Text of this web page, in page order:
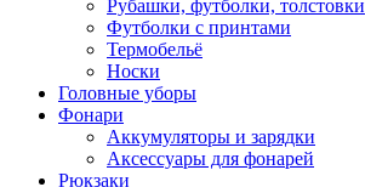
Рубашки, футболки, толстовки
Футболки с принтами
Термобельё
Носки
Головные уборы
Фонари
Аккумуляторы и зарядки
Аксессуары для фонарей
Рюкзаки